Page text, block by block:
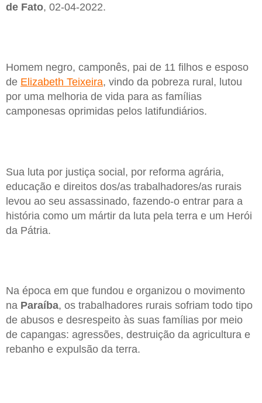
de Fato, 02-04-2022.
Homem negro, camponês, pai de 11 filhos e esposo
de Elizabeth Teixeira, vindo da pobreza rural, lutou
por uma melhoria de vida para as famílias
camponesas oprimidas pelos latifundiários.
Sua luta por justiça social, por reforma agrária,
educação e direitos dos/as trabalhadores/as rurais
levou ao seu assassinado, fazendo-o entrar para a
história como um mártir da luta pela terra e um Herói
da Pátria.
Na época em que fundou e organizou o movimento
na Paraíba, os trabalhadores rurais sofriam todo tipo
de abusos e desrespeito às suas famílias por meio
de capangas: agressões, destruição da agricultura e
rebanho e expulsão da terra.